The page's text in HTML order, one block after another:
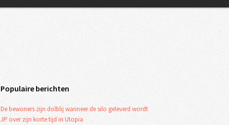
Populaire berichten
De bewoners zijn dolblij wanneer de silo geleverd wordt
JP over zijn korte tijd in Utopia